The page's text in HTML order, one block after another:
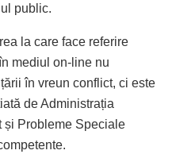
public.
la care face referire
mediul on-line nu
în vreun conflict, ci este
de Administrația
și Probleme Speciale